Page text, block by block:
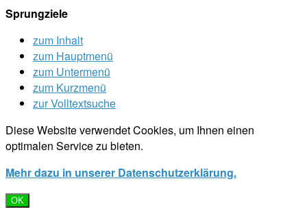
Sprungziele
zum Inhalt
zum Hauptmenü
zum Untermenü
zum Kurzmenü
zur Volltextsuche
Diese Website verwendet Cookies, um Ihnen einen
optimalen Service zu bieten.
Mehr dazu in unserer Datenschutzerklärung.
OK